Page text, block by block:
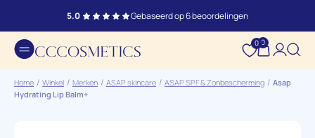
5.0 Gebaseerd op 6 beoordelingen
0 0
Home Winkel Merken ASAP skincare ASAP SPF & Zonbescherming
Asap
Hydrating Lip Balm+